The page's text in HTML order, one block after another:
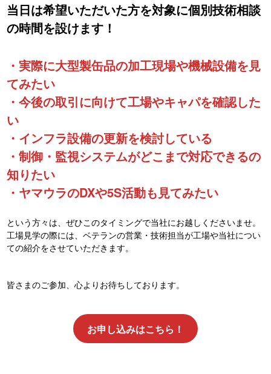
当日は希望いただいた方を対象に個別技術相談
の時間を設けます！
・実際に大型製缶品の加工現場や機械設備を見
てみたい
・今後の取引に向けて工場やキャパを確認した
い
・インフラ設備の更新を検討している
・制御・監視システムがどこまで対応できるの
知りたい
・ヤマウラのDXや5S活動も見てみたい
という方々は、ぜひこのタイミングで当社にお越しくださいませ。
工場見学の際には、ベテランの営業・技術担当が工場や当社につい
ての紹介をさせていただきます。
皆さまのご参加、心よりお待ちしております。
お申し込みはこちら！